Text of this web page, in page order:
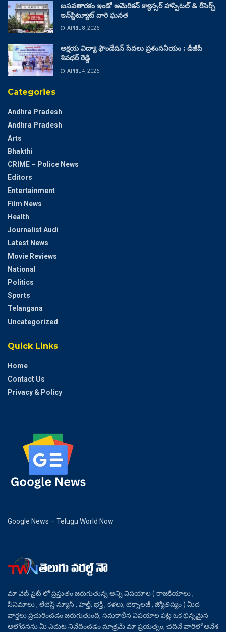
బసవతారకం ఇండో అమెరికన్ క్యాన్సర్ హాస్పిటల్ & రీసెర్చ్
ఇన్‌స్టిట్యూట్ వారి ఘనత
APRIL 8, 2026
అక్షయ విద్యా ఫౌండేషన్ సేవలు ప్రశంసనీయం : డీజీపీ
శివధర్ రెడ్డి
APRIL 4, 2026
Categories
Andhra Pradesh
Andhra Pradesh
Arts
Bhakthi
CRIME – Police News
Editors
Entertainment
Film News
Health
Journalist Audi
Latest News
Movie Reviews
National
Politics
Sports
Telangana
Uncategorized
Quick Links
Home
Contact Us
Privacy & Policy
Google News – Telugu World Now
మా వెబ్ సైట్ లో ప్రస్తుతం జరుగుతున్న అన్ని విషయాల ( రాజకీయాలు ,
సినిమాలు , లేటెస్ట్ న్యూస్ , హెల్త్, భక్తి , కళలు, టెక్నాలజీ , జ్యోతిష్యం ) మీద
వార్తలు ప్రచురించడం జరుగుతుంది, సమకాలీన విషయాల పట్ల ఒక భిన్నమైన
ఆలోచనను మీ ఎదుట నివేదించడం మాత్రమే మా ప్రయత్నం, చదివే వారిలో ఆవేశ